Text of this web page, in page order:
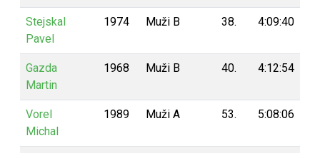
Stejskal
Pavel
1974 Muži B 38. 4:09:40
Gazda
Martin
1968 Muži B 40. 4:12:54
Vorel
Michal
1989 Muži A 53. 5:08:06